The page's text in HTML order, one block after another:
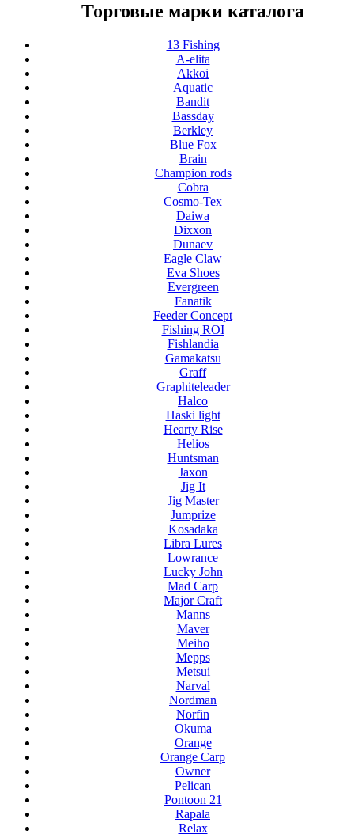
Торговые марки каталога
13 Fishing
A-elita
Akkoi
Aquatic
Bandit
Bassday
Berkley
Blue Fox
Brain
Champion rods
Cobra
Cosmo-Tex
Daiwa
Dixxon
Dunaev
Eagle Claw
Eva Shoes
Evergreen
Fanatik
Feeder Concept
Fishing ROI
Fishlandia
Gamakatsu
Graff
Graphiteleader
Halco
Haski light
Hearty Rise
Helios
Huntsman
Jaxon
Jig It
Jig Master
Jumprize
Kosadaka
Libra Lures
Lowrance
Lucky John
Mad Carp
Major Craft
Manns
Maver
Meiho
Mepps
Metsui
Narval
Nordman
Norfin
Okuma
Orange
Orange Carp
Owner
Pelican
Pontoon 21
Rapala
Relax